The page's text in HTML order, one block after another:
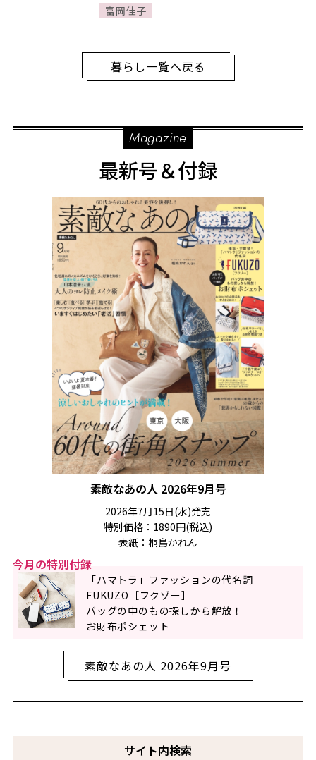
富岡佳子
暮らし一覧へ戻る
Magazine
最新号＆付録
素敵なあの人 2026年9月号
2026年7月15日(水)発売
特別価格：1890円(税込)
表紙：桐島かれん
今月の特別付録
「ハマトラ」ファッションの代名詞
FUKUZO［フクゾー］
バッグの中のもの探しから解放！
お財布ポシェット
素敵なあの人 2026年9月号
サイト内検索